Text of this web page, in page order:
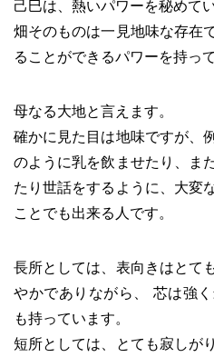
己巳は、熱いパワーを秘めて
畑そのものは一見地味な存在
ることができるパワーを持っ
母なる大地と言えます。
確かに見た目は地味ですが、
のように乳を飲ませたり、ま
たり世話をするように、大変
ことでも出来る人です。
長所としては、表向きはとて
やかでありながら、 芯は強
も持っています。
短所としては、とても寂しが